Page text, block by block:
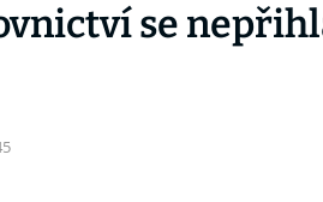
se